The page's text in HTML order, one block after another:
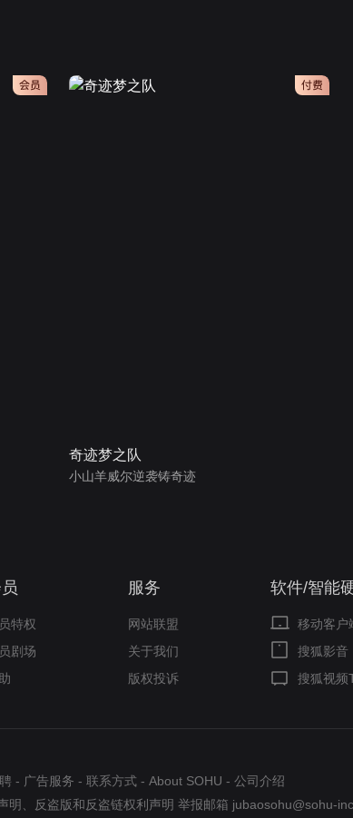
奇迹梦之队
小山羊威尔逆袭铸奇迹
特权
剧场
服务
网站联盟
关于我们
版权投诉
软件/智能
移动客户
搜狐影音
搜狐视频
- 广告服务 - 联系方式 - About SOHU - 公司介绍
明 反盗版和反盗链权利声明 举报邮箱 jubaosohu@sohu-